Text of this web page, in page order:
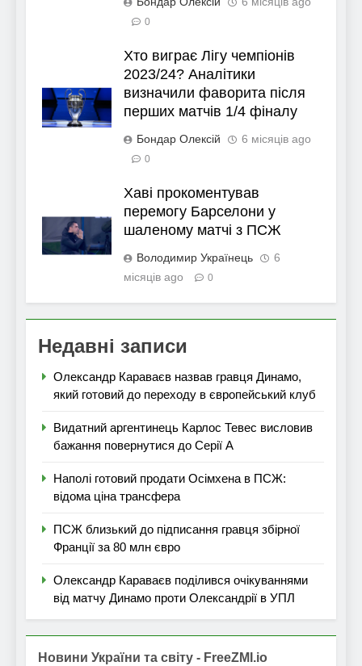
0
Хто виграє Лігу чемпіонів
2023/24? Аналітики
визначили фаворита після
перших матчів 1/4 фіналу
Бондар Олексій 6 місяців ago
0
Хаві прокоментував
перемогу Барселони у
шаленому матчі з ПСЖ
Володимир Українець
6
місяців ago
0
Недавні записи
Олександр Караваєв назвав гравця Динамо,
який готовий до переходу в європейський клуб
Видатний аргентинець Карлос Тевес висловив
бажання повернутися до Серії А
Наполі готовий продати Осімхена в ПСЖ:
відома ціна трансфера
ПСЖ близький до підписання гравця збірної
Франції за 80 млн євро
Олександр Караваєв поділився очікуваннями
від матчу Динамо проти Олександрії в УПЛ
Новини України та світу - FreeZMI.io